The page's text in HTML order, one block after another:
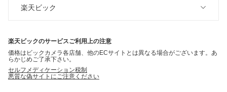
楽天ビック
楽天ビックのサービスご利用上の注意
価格はビックカメラ各店舗、他のECサイトとは異なる場合がございます。あ
らかじめご了承下さい。
セルフメディケーション税制
悪質な偽サイトにご注意ください